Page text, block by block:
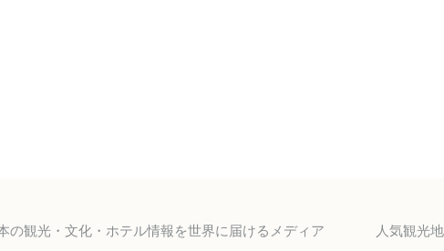
の観光・文化・ホテル情報を世界に届けるメディア 人気観光地